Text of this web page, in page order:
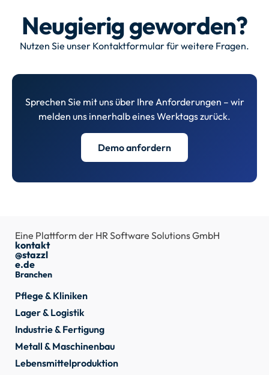
Neugierig geworden?
Nutzen Sie unser Kontaktformular für weitere Fragen.
Sprechen Sie mit uns über Ihre Anforderungen – wir
melden uns innerhalb eines Werktags zurück.
Demo anfordern
Eine Plattform der HR Software Solutions GmbH
kontakt
@stazzl
e.de
Branchen
Pflege & Kliniken
Lager & Logistik
Industrie & Fertigung
Metall & Maschinenbau
Lebensmittelproduktion